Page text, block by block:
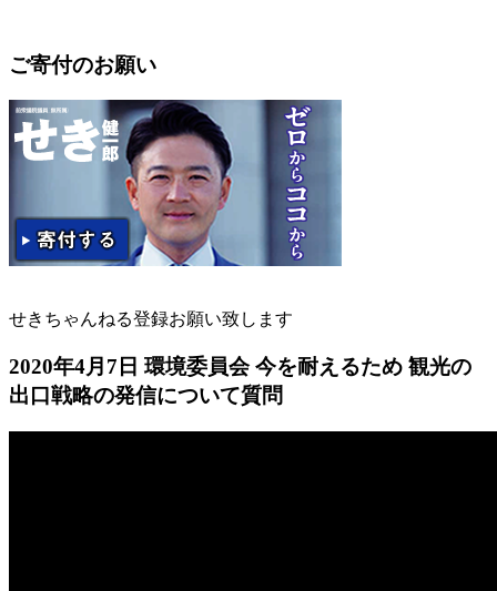
ご寄付のお願い
せきちゃんねる登録お願い致します
2020年4月7日 環境委員会 今を耐えるため 観光の
出口戦略の発信について質問